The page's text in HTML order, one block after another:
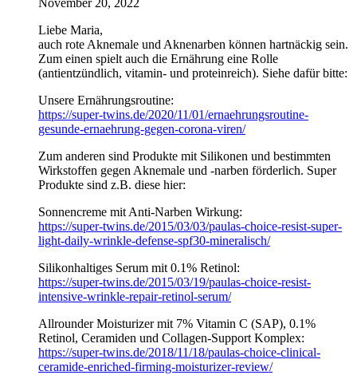
November 20, 2022
Liebe Maria,
auch rote Aknemale und Aknenarben können hartnäckig sein.
Zum einen spielt auch die Ernährung eine Rolle
(antientzündlich, vitamin- und proteinreich). Siehe dafür bitte:
Unsere Ernährungsroutine:
https://super-twins.de/2020/11/01/ernaehrungsroutine-
gesunde-ernaehrung-gegen-corona-viren/
Zum anderen sind Produkte mit Silikonen und bestimmten
Wirkstoffen gegen Aknemale und -narben förderlich. Super
Produkte sind z.B. diese hier:
Sonnencreme mit Anti-Narben Wirkung:
https://super-twins.de/2015/03/03/paulas-choice-resist-super-
light-daily-wrinkle-defense-spf30-mineralisch/
Silikonhaltiges Serum mit 0.1% Retinol:
https://super-twins.de/2015/03/19/paulas-choice-resist-
intensive-wrinkle-repair-retinol-serum/
Allrounder Moisturizer mit 7% Vitamin C (SAP), 0.1%
Retinol, Ceramiden und Collagen-Support Komplex:
https://super-twins.de/2018/11/18/paulas-choice-clinical-
ceramide-enriched-firming-moisturizer-review/